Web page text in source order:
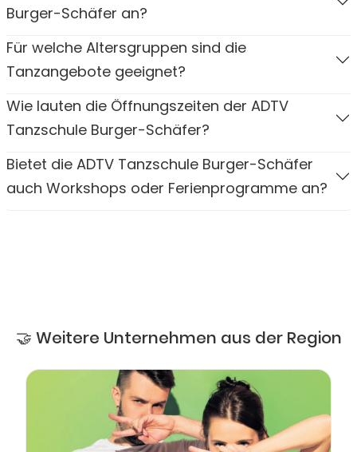
Burger-Schäfer an?
Für welche Altersgruppen sind die
Tanzangebote geeignet?
Wie lauten die Öffnungszeiten der ADTV
Tanzschule Burger-Schäfer?
Bietet die ADTV Tanzschule Burger-Schäfer
auch Workshops oder Ferienprogramme an?
🤝 Weitere Unternehmen aus der Region